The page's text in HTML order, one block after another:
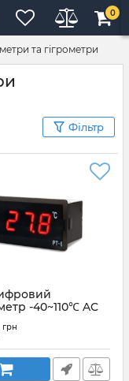
0
та гігрометри
Фільтр
-40~110℃ AC
PT6_AC220V
грн